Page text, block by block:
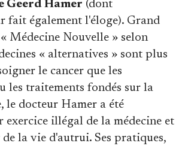
Geerd Hamer (dont
fait également l'éloge). Grand
Médecine Nouvelle » selon
« alternatives » sont plus
le cancer que les
les traitements fondés sur la
le docteur Hamer a été
exercice illégal de la médecine et
de la vie d'autrui. Ses pratiques,